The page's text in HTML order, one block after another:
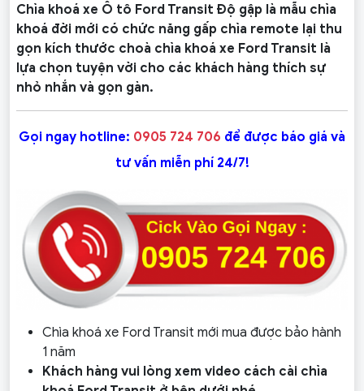
Chìa khoá xe Ô tô Ford Transit Độ gập là mẫu chìa
khoá đời mới có chức năng gấp chìa remote lại thu
gọn kích thước choà chìa khoá xe Ford Transit là
lựa chọn tuyện vời cho các khách hàng thích sự
nhỏ nhắn và gọn gàn.
Gọi ngay hotline: 0905 724 706 để được báo giá và
tư vấn miễn phí 24/7!
Chìa khoá xe Ford Transit mới mua được bảo hành
1 năm
Khách hàng vui lòng xem video cách cài chìa